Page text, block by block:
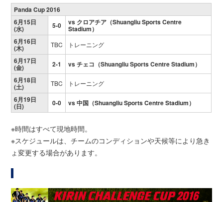
Panda Cup 2016
6月15日
(水) 5-0 vs クロアチア（Shuangliu Sports Centre
Stadium）
6月16日
(木) TBC トレーニング
6月17日
(金) 2-1
vs チェコ（Shuangliu Sports Centre Stadium）
6月18日
(土) TBC トレーニング
6月19日
(日) 0-0 vs 中国（Shuangliu Sports Centre Stadium）
※時間はすべて現地時間。
※スケジュールは、チームのコンディションや天候等により急き
ょ変更する場合があります。